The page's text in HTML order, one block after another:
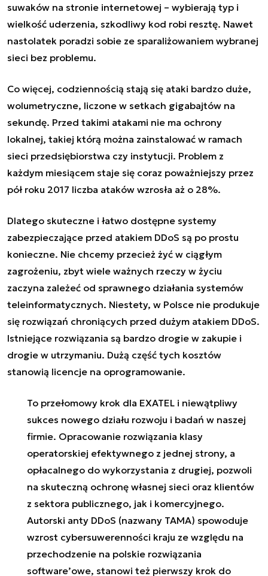
suwaków na stronie internetowej – wybierają typ i
wielkość uderzenia, szkodliwy kod robi resztę. Nawet
nastolatek poradzi sobie ze sparaliżowaniem wybranej
sieci bez problemu.
Co więcej, codziennością stają się ataki bardzo duże,
wolumetryczne, liczone w setkach gigabajtów na
sekundę. Przed takimi atakami nie ma ochrony
lokalnej, takiej którą można zainstalować w ramach
sieci przedsiębiorstwa czy instytucji. Problem z
każdym miesiącem staje się coraz poważniejszy przez
pół roku 2017 liczba ataków wzrosła aż o 28%.
Dlatego skuteczne i łatwo dostępne systemy
zabezpieczające przed atakiem DDoS są po prostu
konieczne. Nie chcemy przecież żyć w ciągłym
zagrożeniu, zbyt wiele ważnych rzeczy w życiu
zaczyna zależeć od sprawnego działania systemów
teleinformatycznych. Niestety, w Polsce nie produkuje
się rozwiązań chroniących przed dużym atakiem DDoS.
Istniejące rozwiązania są bardzo drogie w zakupie i
drogie w utrzymaniu. Dużą część tych kosztów
stanowią licencje na oprogramowanie.
To przełomowy krok dla EXATEL i niewątpliwy
sukces nowego działu rozwoju i badań w naszej
firmie. Opracowanie rozwiązania klasy
operatorskiej efektywnego z jednej strony, a
opłacalnego do wykorzystania z drugiej, pozwoli
na skuteczną ochronę własnej sieci oraz klientów
z sektora publicznego, jak i komercyjnego.
Autorski anty DDoS (nazwany TAMA) spowoduje
wzrost cybersuwerenności kraju ze względu na
przechodzenie na polskie rozwiązania
software’owe, stanowi też pierwszy krok do